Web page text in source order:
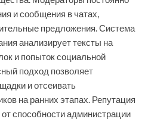
и сообщения в чатах,
предложения. Система
анализирует тексты на
и попыток социальной
подход позволяет
и отсеивать
на ранних этапах. Репутация
способности администрации